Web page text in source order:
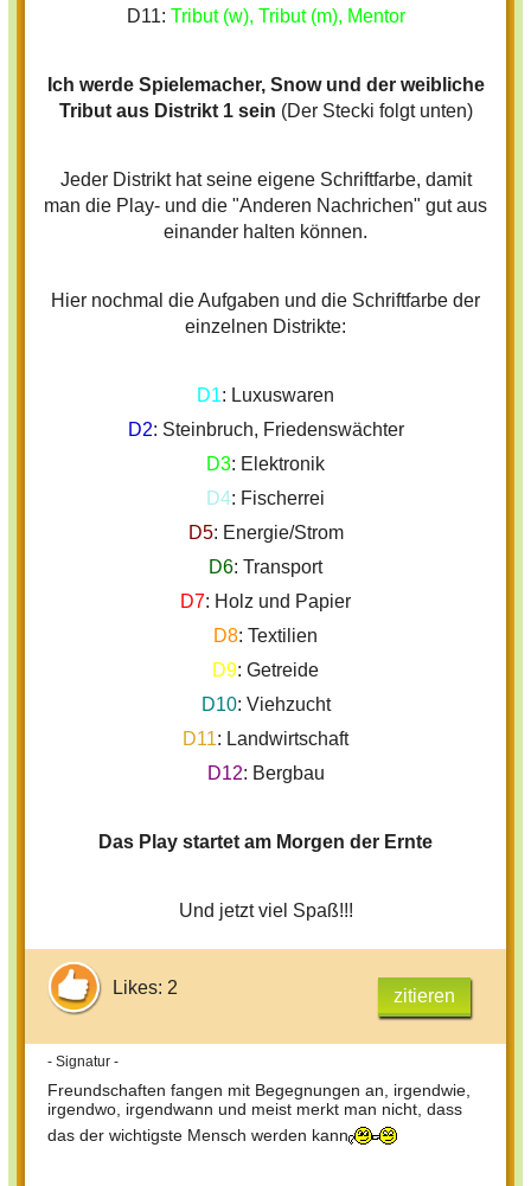
D11: Tribut (w), Tribut (m), Mentor
Ich werde Spielemacher, Snow und der weibliche
Tribut aus Distrikt 1 sein (Der Stecki folgt unten)
Jeder Distrikt hat seine eigene Schriftfarbe, damit
man die Play- und die "Anderen Nachrichen" gut aus
einander halten können.
Hier nochmal die Aufgaben und die Schriftfarbe der
einzelnen Distrikte:
D1: Luxuswaren
D2: Steinbruch, Friedenswächter
D3: Elektronik
D4: Fischerrei
D5: Energie/Strom
D6: Transport
D7: Holz und Papier
D8: Textilien
D9: Getreide
D10: Viehzucht
D11: Landwirtschaft
D12: Bergbau
Das Play startet am Morgen der Ernte
Und jetzt viel Spaß!!!
Likes: 2 zitieren
- Signatur -
Freundschaften fangen mit Begegnungen an, irgendwie,
irgendwo, irgendwann und meist merkt man nicht, dass
das der wichtigste Mensch werden kann